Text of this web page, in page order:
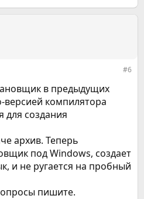
#6
в предыдущих
версией компилятора
для создания
архив. Теперь
под Windows, создает
и не ругается на пробный
пишите.